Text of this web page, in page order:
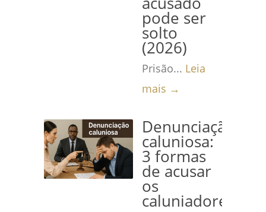
pode ser
solto
(2026)
Prisão... Leia
mais →
Denunciação
caluniosa:
3 formas
de acusar
os
caluniadores